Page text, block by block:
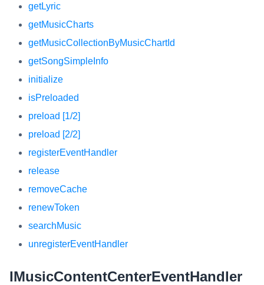
getLyric
getMusicCharts
getMusicCollectionByMusicChartId
getSongSimpleInfo
initialize
isPreloaded
preload [1/2]
preload [2/2]
registerEventHandler
release
removeCache
renewToken
searchMusic
unregisterEventHandler
IMusicContentCenterEventHandler